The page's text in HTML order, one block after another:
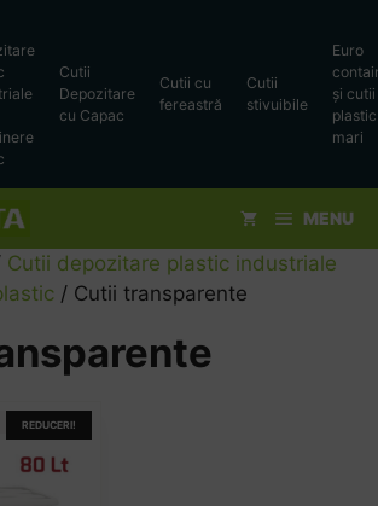
Cutii
Depozitare
cu Capac
Cutii cu
fereastră
Cutii
stivuibile
Euro
și cutii
plastic
mari
MENU
Cutii depozitare plastic industriale
/ Cutii transparente
REDUCERI!